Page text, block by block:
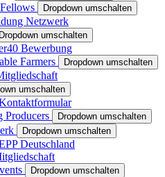
Dropdown umschalten
Netzwerk
Dropdown umschalten
Bewerbung
Farmers
Dropdown umschalten
umschalten
Producers
Dropdown umschalten
Dropdown umschalten
Deutschland
Dropdown umschalten